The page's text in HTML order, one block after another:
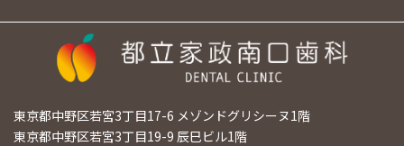
東京都中野区若宮3丁目17-6 メゾンドグリシーヌ1階
東京都中野区若宮3丁目19-9 辰巳ビル1階